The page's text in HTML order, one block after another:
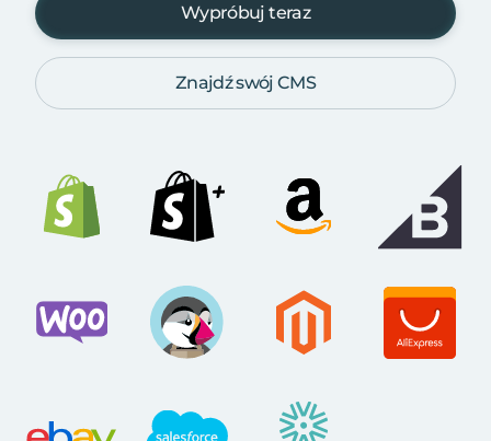
Wypróbuj teraz
Znajdź swój CMS